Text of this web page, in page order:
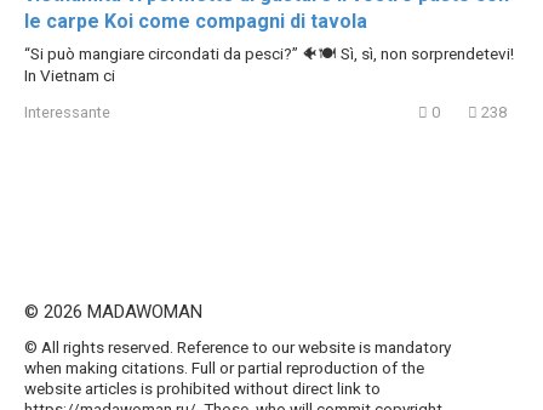
le carpe Koi come compagni di tavola
“Si può mangiare circondati da pesci?” 🐠🍽️ Sì, sì, non sorprendetevi!
In Vietnam ci
Interessante 0 238
© 2026 MADAWOMAN
© All rights reserved. Reference to our website is mandatory
when making citations. Full or partial reproduction of the
website articles is prohibited without direct link to